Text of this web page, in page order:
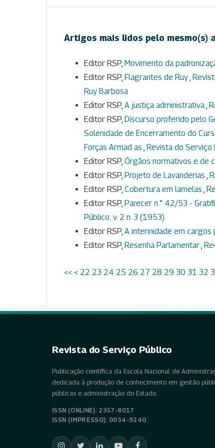
Artigos mais lidos pelo mesmo(s)
Editor RSP, Movimento da
Editor RSP, Flagrantes de Ruy,
Ruy Barbosa
Editor RSP, A justiça administrativa,
Editor RSP, Discurso proferido pelo
Solenidade de Encerramento do
Forças Armad as , Revista do Serviço
Editor RSP, Órgãos normativos e de
Editor RSP, Projeto de Lavanderias ,
Editor RSP, Cobertura em lamelas ,
Editor RSP, Parecer n.° 42/53 -
Público: v. 2 n. 3 (1953)
Editor RSP, A interinidade em cargos
Editor RSP, Resenha Parlamentar,
<< < 22 23 24 25 26 27 28 29 30 31 32
Revista do Serviço Público
Publicação científica da Escola Nacional de
dedicada à produção de conhecimento em gestão
públicas e administração do Estado.
ISSN (ONLINE): 2357-8017
ISSN (IMPRESSO): 0034-9240